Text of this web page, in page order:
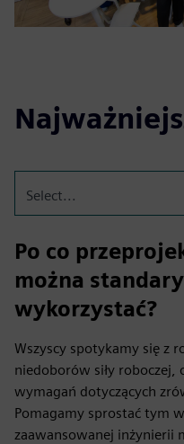
Select...
Po co
można
wykorzystać?
Wszyscy spotykamy się z
niedoborów siły roboczej,
wymagań dotyczących
Pomagamy sprostać tym
zaawansowanej inżynierii